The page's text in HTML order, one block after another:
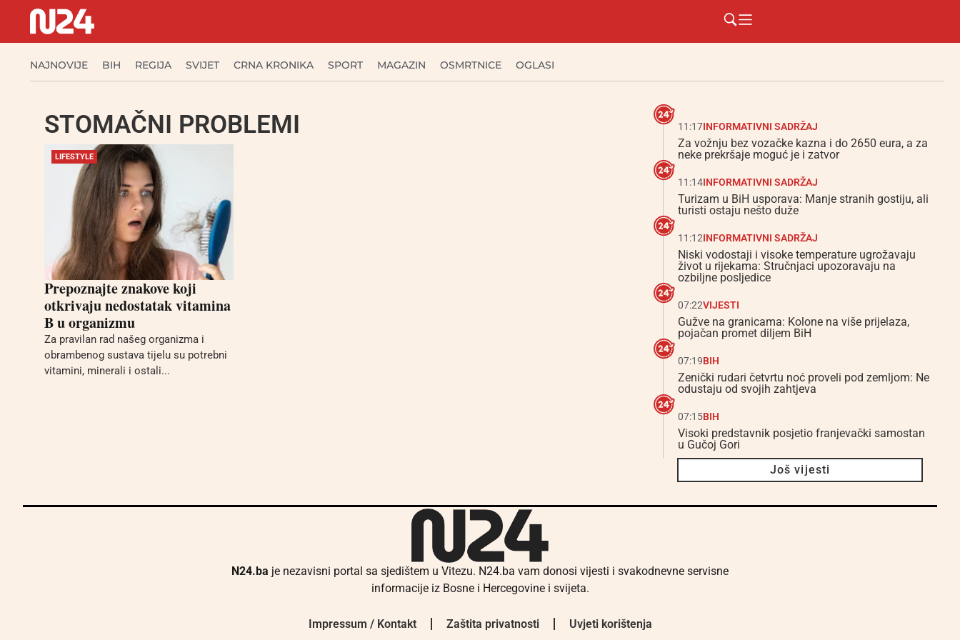
NAJNOVIJE BIH REGIJA SVIJET CRNA KRONIKA SPORT MAGAZIN OSMRTNICE OGLASI
STOMAČNI PROBLEMI
LIFESTYLE
Prepoznajte znakove koji
otkrivaju nedostatak vitamina
B u organizmu
Za pravilan rad našeg organizma i
obrambenog sustava tijelu su potrebni
vitamini, minerali i ostali...
11:17INFORMATIVNI SADRŽAJ
Za vožnju bez vozačke kazna i do 2650 eura, a za
neke prekršaje moguć je i zatvor
11:14INFORMATIVNI SADRŽAJ
Turizam u BiH usporava: Manje stranih gostiju, ali
turisti ostaju nešto duže
11:12INFORMATIVNI SADRŽAJ
Niski vodostaji i visoke temperature ugrožavaju
život u rijekama: Stručnjaci upozoravaju na
ozbiljne posljedice
07:22VIJESTI
Gužve na granicama: Kolone na više prijelaza,
pojačan promet diljem BiH
07:19BIH
Zenički rudari četvrtu noć proveli pod zemljom: Ne
odustaju od svojih zahtjeva
07:15BIH
Visoki predstavnik posjetio franjevački samostan
u Gučoj Gori
Još vijesti
N24.ba je nezavisni portal sa sjedištem u Vitezu. N24.ba vam donosi vijesti i svakodnevne servisne
informacije iz Bosne i Hercegovine i svijeta.
Impressum / Kontakt Zaštita privatnosti Uvjeti korištenja